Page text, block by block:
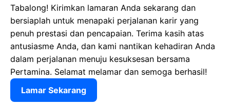
Tabalong! Kirimkan lamaran Anda sekarang dan
bersiaplah untuk menapaki perjalanan karir yang
penuh prestasi dan pencapaian. Terima kasih atas
antusiasme Anda, dan kami nantikan kehadiran Anda
dalam perjalanan menuju kesuksesan bersama
Pertamina. Selamat melamar dan semoga berhasil!
Lamar Sekarang